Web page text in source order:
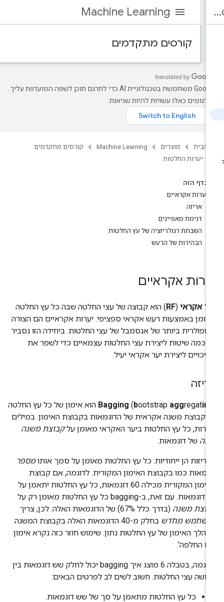
Machine Learning
קורסים מתקדמים
‫Google משתמשת בטכנולוגיית AI כדי לתרגם תוכן לשפה המועדפת עליך.
כאלו עשויות להיות שגיאות.
הבית מוצרים Machine Learning
קורסים מתקדמים
יערות החלטות
בדף הזה
יערות אקראיים
אריזה
דגימת מאפיינים
השבתת רגולריזציה של עץ החלטות
הבהירות של הרעש
אקראיים
אקראי(
RF ) הוא קבוצה של עצי החלטה שבה כל עץ החלטה
באמצעות רעש אקראי ספציפי. יערות אקראיים הם הצורה
ביותר של אנסמבל של עצי החלטות. ביחידה הזו נסביר
כמה שיטות ליצירת עצי החלטות עצמאיים כדי לשפר את
ליצירת יער אקראי יעיל.
Bagging(bootstrapaggregat
) הוא אימון של כל עץ החלטה
קבוצת משנה אקראית של הדוגמאות בקבוצת האימון. במילים
כל עץ החלטות ביער האקראי מאומן על קבוצת משנה
של דוגמאות.
הן ייחודיות. כל עץ החלטות מאומן על סמך אותומספר
כמו בקבוצת האימון המקורית. לדוגמה, אם קבוצת
האימון המקורית מכילה 60 דוגמאות, כל עץ החלטות יתאמן על
משנה(בדרך כלל 67%) של הדוגמאות האלה. לכן, צריך
מחדש
בחלק מ-40 הדוגמאות האלה בקבוצת המשנה
האימון של עץ החלטות נתון. שימוש חוזר כזה נקרא אימון
החלפה'.
לדוגמה, בטבלה 6 מוצג איך bagging יכול לחלק שש דוגמאות בין
עצי החלטות. חשוב לשים לב לפרטים הבאים:
כל עץ החלטות מתאמן על סך של שש דוגמאות.